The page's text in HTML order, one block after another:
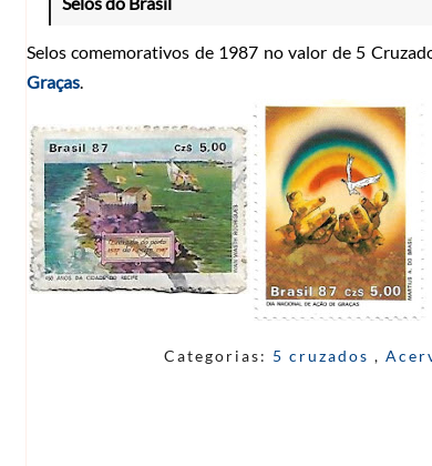
Selos comemorativos de 1987 no valor de 5
Graças
Categorias: 5 cruzados,